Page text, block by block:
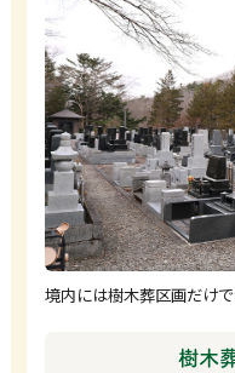
境内には樹木葬区画だけで
樹木